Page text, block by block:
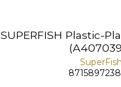
SUPERFISH Plastic-
SuperFish